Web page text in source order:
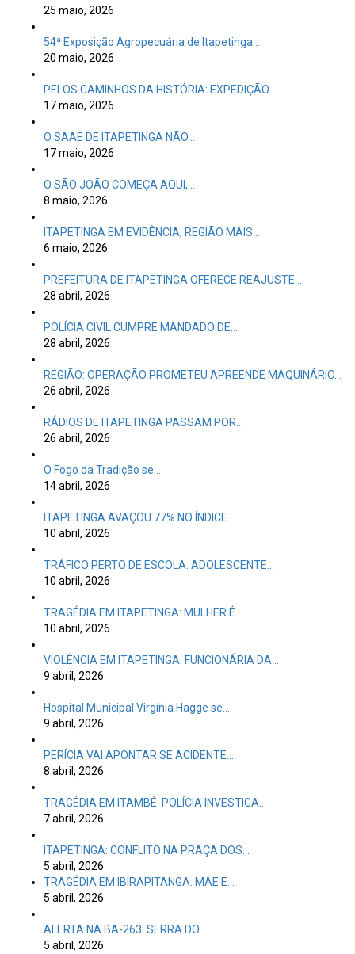
25 maio, 2026
54ª Exposição Agropecuária de Itapetinga:…
20 maio, 2026
PELOS CAMINHOS DA HISTÓRIA: EXPEDIÇÃO…
17 maio, 2026
O SAAE DE ITAPETINGA NÃO…
17 maio, 2026
O SÃO JOÃO COMEÇA AQUI,…
8 maio, 2026
ITAPETINGA EM EVIDÊNCIA, REGIÃO MAIS…
6 maio, 2026
PREFEITURA DE ITAPETINGA OFERECE REAJUSTE…
28 abril, 2026
POLÍCIA CIVIL CUMPRE MANDADO DE…
28 abril, 2026
REGIÃO: OPERAÇÃO PROMETEU APREENDE MAQUINÁRIO…
26 abril, 2026
RÁDIOS DE ITAPETINGA PASSAM POR…
26 abril, 2026
O Fogo da Tradição se…
14 abril, 2026
ITAPETINGA AVAÇOU 77% NO ÍNDICE…
10 abril, 2026
TRÁFICO PERTO DE ESCOLA: ADOLESCENTE…
10 abril, 2026
TRAGÉDIA EM ITAPETINGA: MULHER É…
10 abril, 2026
VIOLÊNCIA EM ITAPETINGA: FUNCIONÁRIA DA…
9 abril, 2026
Hospital Municipal Virgínia Hagge se…
9 abril, 2026
PERÍCIA VAI APONTAR SE ACIDENTE…
8 abril, 2026
TRAGÉDIA EM ITAMBÉ: POLÍCIA INVESTIGA…
7 abril, 2026
ITAPETINGA: CONFLITO NA PRAÇA DOS…
5 abril, 2026
TRAGÉDIA EM IBIRAPITANGA: MÃE E…
5 abril, 2026
ALERTA NA BA-263: SERRA DO…
5 abril, 2026